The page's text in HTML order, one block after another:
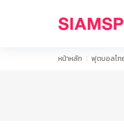
หน้าหลัก ฟุตบอลไท